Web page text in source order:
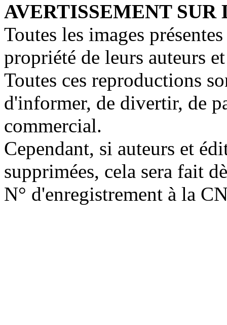
AVERTISSEMENT
Toutes les images
propriété de leurs auteurs
Toutes ces reproductions
d'informer, de divertir, de
commercial.
Cependant, si auteurs et
supprimées, cela sera fait
N° d'enregistrement à la